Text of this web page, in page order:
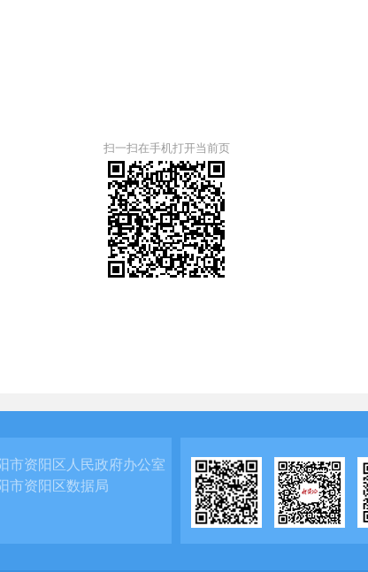
扫一扫在手机打开当前页
市资阳区人民政府办公室
市资阳区数据局